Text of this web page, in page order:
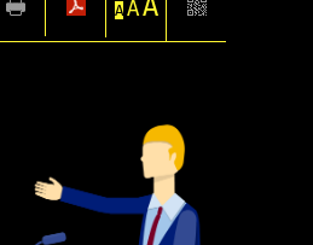
A AA